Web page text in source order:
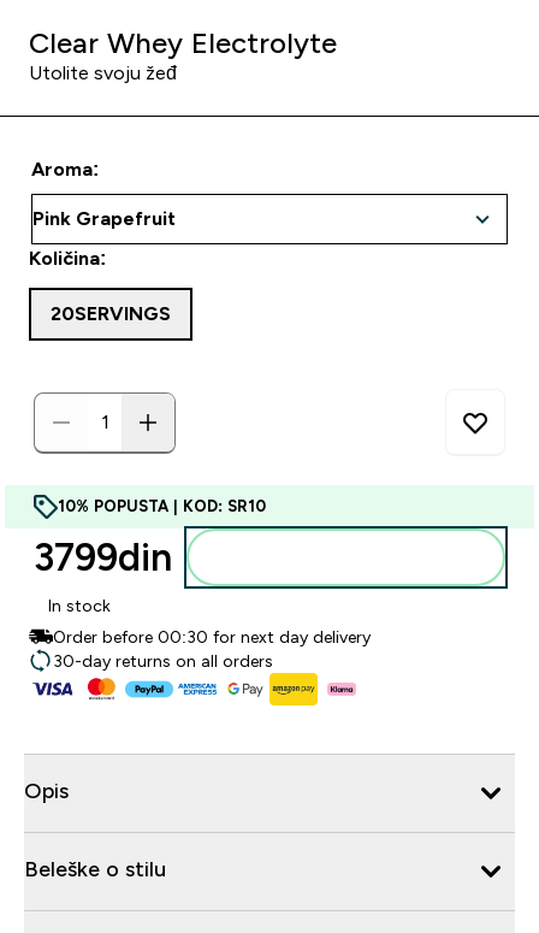
Clear Whey Electrolyte
Utolite svoju žeđ
Aroma:
Količina:
20SERVINGS
10% POPUSTA | KOD: SR10
3799din‎
In stock
Order before 00:30 for next day delivery
30-day returns on all orders
Opis
Beleške o stilu